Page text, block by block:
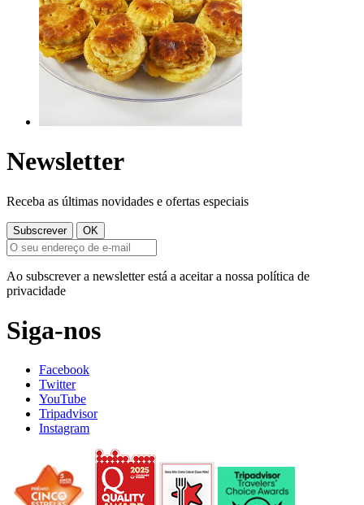
Newsletter
Receba as últimas novidades e ofertas especiais
Ao subscrever a newsletter está a aceitar a nossa política de
privacidade
Siga-nos
Facebook
Twitter
YouTube
Tripadvisor
Instagram